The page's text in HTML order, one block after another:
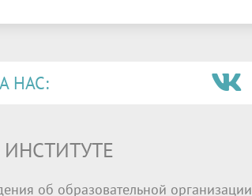
НАС:
об образовательной организации